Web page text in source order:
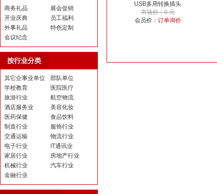
商务礼品
展会促销
开业庆典
员工福利
外事礼品
特色定制
会议纪念
按行业分类
其它企事业单位
部队单位
学校教育
医院医疗
旅游行业
航空物流
酒店服务业
美容化妆
医药保健
食品饮料
制造行业
服饰行业
交通运输
物流行业
电子行业
IT通讯业
家居行业
房地产行业
机械行业
汽车行业
金融行业
USB多用转换插头
市场价：0 元
会员价： 订单询价